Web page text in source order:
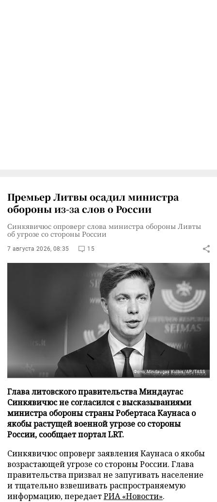
Премьер Литвы осадил министра
обороны из-за слов о России
Синкявичюс опроверг слова министра обороны Ливты
об угрозе со стороны России
7 августа 2026, 08:35 15
Фото: Mindaugas Kulbis/AP/TASS
Глава литовского правительства Миндаугас
Синкявичюс не согласился с высказываниями
министра обороны страны Робертаса Каунаса о
якобы растущей военной угрозе со стороны
России, сообщает портал LRT.
Синкявичюс опроверг заявления Каунаса о якобы
возрастающей угрозе со стороны России. Глава
правительства призвал не запугивать население
и тщательно взвешивать распространяемую
информацию, передаетРИА «Новости».